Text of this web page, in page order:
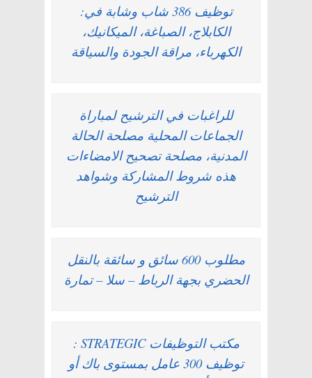
توظيف 386 شاب وشابة في:
الكابلاج، الصباغة، الميكانيك،
الكهرباء، مراقة الجودة والسياقة
للراغبات في الترشيح لمباراة
الجماعات المحلية مصلحة الحالة
المدنية، مصلحة تصحيح الامضاءات
هذه شروط المشاركة وشواهد
الترشيح
مطلوب 600 سائق و سائقة بالنقل
الحضري بجهة الرباط – سلا – تمارة
مكتب التوظيفات STRATEGIC :
توظيف 300 عامل بمستوى باك أو